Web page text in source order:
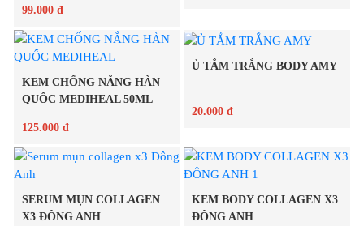
99.000 đ
Chi tiết
Chi tiết
KEM CHỐNG NẮNG HÀN
QUỐC MEDIHEAL 50ML
125.000 đ
Chi tiết
Ủ TẮM TRẮNG BODY AMY
20.000 đ
Chi tiết
SERUM MỤN COLLAGEN
X3 ĐÔNG ANH
KEM BODY COLLAGEN X3
ĐÔNG ANH